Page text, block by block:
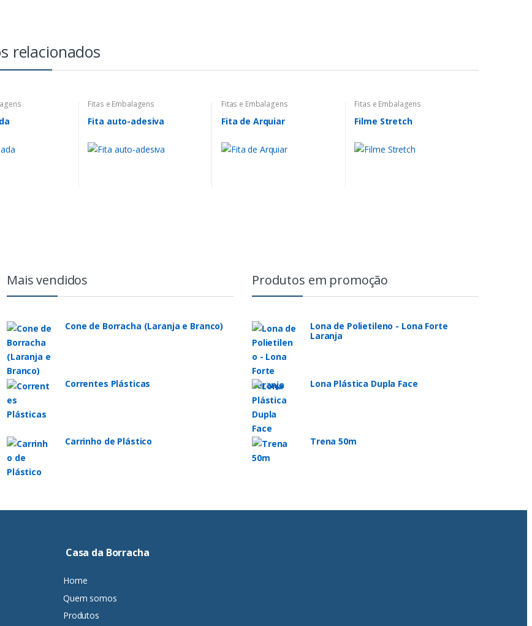
relacionados
Fitas e Embalagens
Fita auto-adesiva
Fitas e Embalagens
Fita de Arquiar
Fitas e Embalagens
Filme Stretch
Mais vendidos
Cone de Borracha (Laranja e Branco)
Correntes Plásticas
Carrinho de Plástico
Produtos em promoção
Lona de Polietileno - Lona Forte
Laranja
Lona Plástica Dupla Face
Trena 50m
Casa da Borracha
Home
Quem somos
Produtos